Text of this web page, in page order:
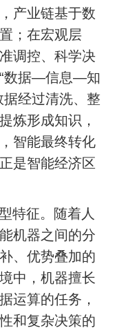
产业链基于数
；在宏观层
调控、科学决
“数据—信息—知
经过清洗、整
炼形成知识，
智能最终转化
是智能经济区
特征。随着人
机器之间的分
、优势叠加的
中，机器擅长
运算的任务，
和复杂决策的